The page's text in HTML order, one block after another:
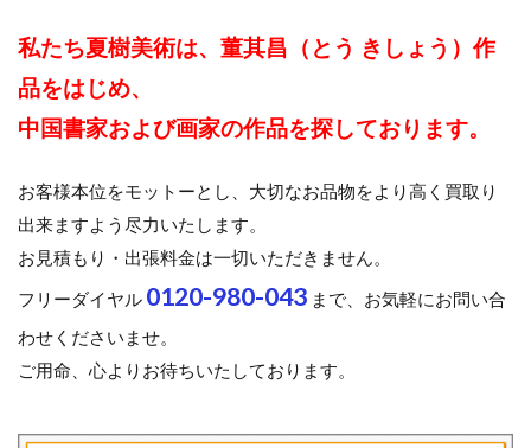
私たち夏樹美術は、董其昌（とう きしょう）作
品をはじめ、
中国書家および画家の作品を探しております。
お客様本位をモットーとし、大切なお品物をより高く買取り
出来ますよう尽力いたします。
お見積もり・出張料金は一切いただきません。
フリーダイヤル 0120-980-043 まで、お気軽にお問い合
わせくださいませ。
ご用命、心よりお待ちいたしております。